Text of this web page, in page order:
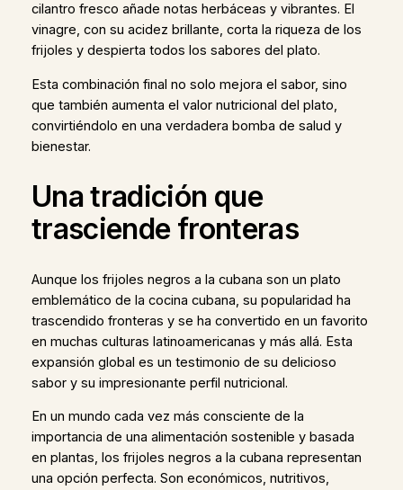
cilantro fresco añade notas herbáceas y vibrantes. El
vinagre, con su acidez brillante, corta la riqueza de los
frijoles y despierta todos los sabores del plato.
Esta combinación final no solo mejora el sabor, sino
que también aumenta el valor nutricional del plato,
convirtiéndolo en una verdadera bomba de salud y
bienestar.
Una tradición que
trasciende fronteras
Aunque los frijoles negros a la cubana son un plato
emblemático de la cocina cubana, su popularidad ha
trascendido fronteras y se ha convertido en un favorito
en muchas culturas latinoamericanas y más allá. Esta
expansión global es un testimonio de su delicioso
sabor y su impresionante perfil nutricional.
En un mundo cada vez más consciente de la
importancia de una alimentación sostenible y basada
en plantas, los frijoles negros a la cubana representan
una opción perfecta. Son económicos, nutritivos,